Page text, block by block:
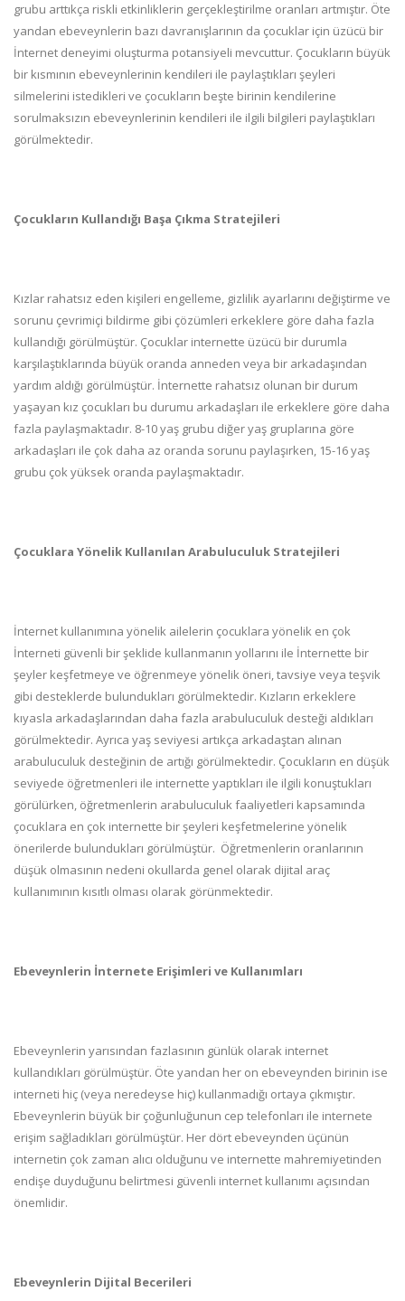
grubu arttıkça riskli etkinliklerin gerçekleştirilme oranları artmıştır. Öte
yandan ebeveynlerin bazı davranışlarının da çocuklar için üzücü bir
İnternet deneyimi oluşturma potansiyeli mevcuttur. Çocukların büyük
bir kısmının ebeveynlerinin kendileri ile paylaştıkları şeyleri
silmelerini istedikleri ve çocukların beşte birinin kendilerine
sorulmaksızın ebeveynlerinin kendileri ile ilgili bilgileri paylaştıkları
görülmektedir.
Çocukların Kullandığı Başa Çıkma Stratejileri
Kızlar rahatsız eden kişileri engelleme, gizlilik ayarlarını değiştirme ve
sorunu çevrimiçi bildirme gibi çözümleri erkeklere göre daha fazla
kullandığı görülmüştür. Çocuklar internette üzücü bir durumla
karşılaştıklarında büyük oranda anneden veya bir arkadaşından
yardım aldığı görülmüştür. İnternette rahatsız olunan bir durum
yaşayan kız çocukları bu durumu arkadaşları ile erkeklere göre daha
fazla paylaşmaktadır. 8-10 yaş grubu diğer yaş gruplarına göre
arkadaşları ile çok daha az oranda sorunu paylaşırken, 15-16 yaş
grubu çok yüksek oranda paylaşmaktadır.
Çocuklara Yönelik Kullanılan Arabuluculuk Stratejileri
İnternet kullanımına yönelik ailelerin çocuklara yönelik en çok
İnterneti güvenli bir şeklide kullanmanın yollarını ile İnternette bir
şeyler keşfetmeye ve öğrenmeye yönelik öneri, tavsiye veya teşvik
gibi desteklerde bulundukları görülmektedir. Kızların erkeklere
kıyasla arkadaşlarından daha fazla arabuluculuk desteği aldıkları
görülmektedir. Ayrıca yaş seviyesi artıkça arkadaştan alınan
arabuluculuk desteğinin de artığı görülmektedir. Çocukların en düşük
seviyede öğretmenleri ile internette yaptıkları ile ilgili konuştukları
görülürken, öğretmenlerin arabuluculuk faaliyetleri kapsamında
çocuklara en çok internette bir şeyleri keşfetmelerine yönelik
önerilerde bulundukları görülmüştür. Öğretmenlerin oranlarının
düşük olmasının nedeni okullarda genel olarak dijital araç
kullanımının kısıtlı olması olarak görünmektedir.
Ebeveynlerin İnternete Erişimleri ve Kullanımları
Ebeveynlerin yarısından fazlasının günlük olarak internet
kullandıkları görülmüştür. Öte yandan her on ebeveynden birinin ise
interneti hiç (veya neredeyse hiç) kullanmadığı ortaya çıkmıştır.
Ebeveynlerin büyük bir çoğunluğunun cep telefonları ile internete
erişim sağladıkları görülmüştür. Her dört ebeveynden üçünün
internetin çok zaman alıcı olduğunu ve internette mahremiyetinden
endişe duyduğunu belirtmesi güvenli internet kullanımı açısından
önemlidir.
Ebeveynlerin Dijital Becerileri